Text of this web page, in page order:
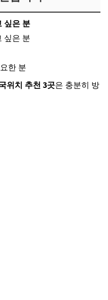
싶은 분
싶은 분
한 분
위치 추천 3곳은 충분히 방